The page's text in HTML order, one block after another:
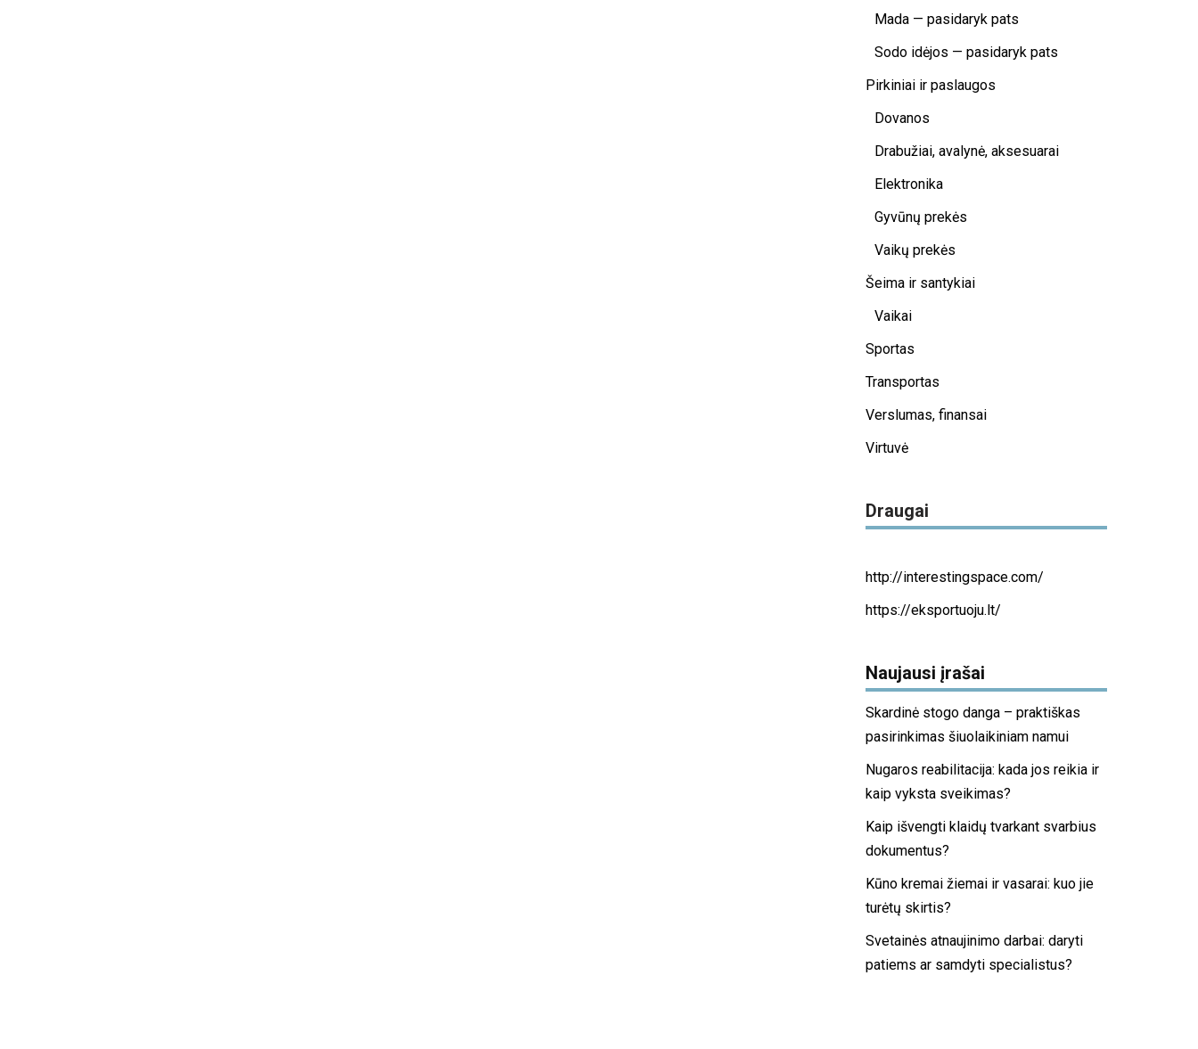
Mada — pasidaryk pats
Sodo idėjos — pasidaryk pats
Pirkiniai ir paslaugos
Dovanos
Drabužiai, avalynė, aksesuarai
Elektronika
Gyvūnų prekės
Vaikų prekės
Šeima ir santykiai
Vaikai
Sportas
Transportas
Verslumas, finansai
Virtuvė
Draugai
http://interestingspace.com/
https://eksportuoju.lt/
Naujausi įrašai
Skardinė stogo danga – praktiškas
pasirinkimas šiuolaikiniam namui
Nugaros reabilitacija: kada jos reikia ir
kaip vyksta sveikimas?
Kaip išvengti klaidų tvarkant svarbius
dokumentus?
Kūno kremai žiemai ir vasarai: kuo jie
turėtų skirtis?
Svetainės atnaujinimo darbai: daryti
patiems ar samdyti specialistus?